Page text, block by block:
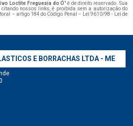
Loctite Freguesia do Ó" é de direito reservado. Sua
citando nossos links, é proibida sem a autorização do
– artigo 184 do Código Penal – Lei 9610/98 - Lei de
E BORRACHAS LTDA - ME